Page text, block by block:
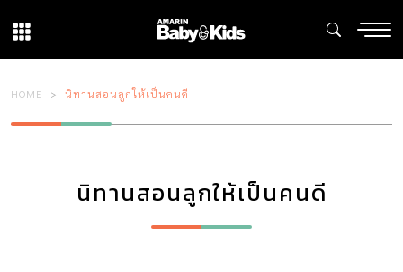
HOME นิทานสอนลูกให้เป็นคนดี
นิทานสอนลูกให้เป็นคนดี